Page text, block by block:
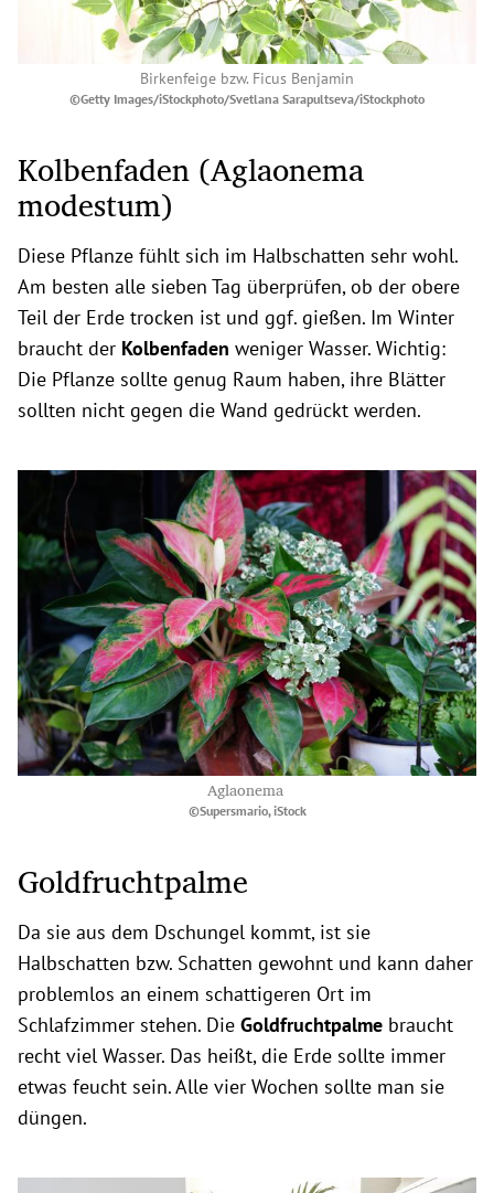
Birkenfeige bzw. Ficus Benjamin
©Getty Images/iStockphoto/Svetlana Sarapultseva/iStockphoto
Kolbenfaden (Aglaonema
modestum)
Diese Pflanze fühlt sich im Halbschatten sehr wohl.
Am besten alle sieben Tag überprüfen, ob der obere
Teil der Erde trocken ist und ggf. gießen. Im Winter
braucht der Kolbenfaden weniger Wasser. Wichtig:
Die Pflanze sollte genug Raum haben, ihre Blätter
sollten nicht gegen die Wand gedrückt werden.
Aglaonema
©Supersmario, iStock
Goldfruchtpalme
Da sie aus dem Dschungel kommt, ist sie
Halbschatten bzw. Schatten gewohnt und kann daher
problemlos an einem schattigeren Ort im
Schlafzimmer stehen. Die Goldfruchtpalme braucht
recht viel Wasser. Das heißt, die Erde sollte immer
etwas feucht sein. Alle vier Wochen sollte man sie
düngen.